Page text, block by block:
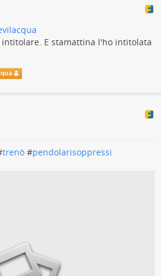
E stamattina l'ho intitolata
trenò #pendolarisoppressi